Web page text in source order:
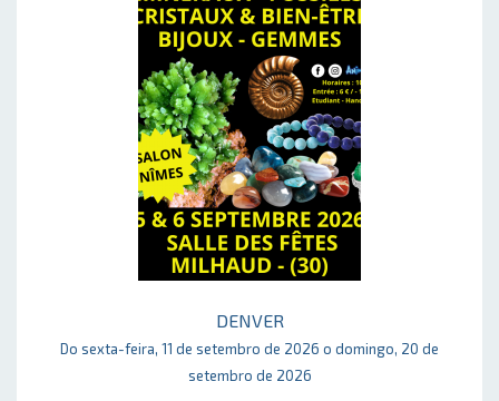
DENVER
Do sexta-feira, 11 de setembro de 2026 o domingo, 20 de
setembro de 2026